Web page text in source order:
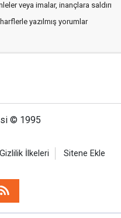
veya imalar, inançlara saldırı
yazılmış yorumlar
© 1995
Gizlilik İlkeleri Sitene Ekle